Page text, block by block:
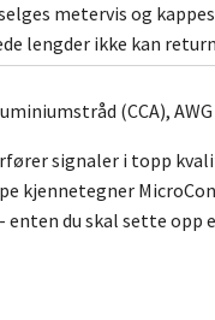
metervis og
lengder ikke kan
(CCA),
signaler i topp
kjennetegner
enten du skal sette